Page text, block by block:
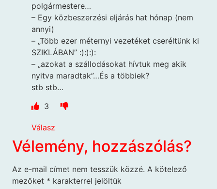
polgármestere…
– Egy közbeszerzési eljárás hat hónap (nem
annyi)
– „Több ezer méternyi vezetéket cseréltünk ki
SZIKLÁBAN” :):):):
– „azokat a szállodásokat hívtuk meg akik
nyitva maradtak”…És a többiek?
stb stb…
3
Válasz
Vélemény, hozzászólás?
Az e-mail címet nem tesszük közzé. A kötelező
mezőket * karakterrel jelöltük